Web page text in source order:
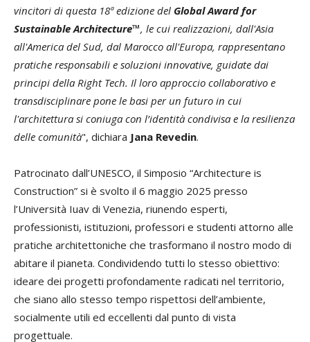
vincitori di questa 18ª edizione del Global Award for
Sustainable Architecture™, le cui realizzazioni, dall'Asia
all'America del Sud, dal Marocco all'Europa, rappresentano
pratiche responsabili e soluzioni innovative, guidate dai
principi della Right Tech. Il loro approccio collaborativo e
transdisciplinare pone le basi per un futuro in cui
l'architettura si coniuga con l’identità condivisa e la resilienza
delle comunità", dichiara Jana Revedin.
Patrocinato dall’UNESCO, il Simposio “Architecture is
Construction” si è svolto il 6 maggio 2025 presso
l’Università Iuav di Venezia, riunendo esperti,
professionisti, istituzioni, professori e studenti attorno alle
pratiche architettoniche che trasformano il nostro modo di
abitare il pianeta. Condividendo tutti lo stesso obiettivo:
ideare dei progetti profondamente radicati nel territorio,
che siano allo stesso tempo rispettosi dell’ambiente,
socialmente utili ed eccellenti dal punto di vista
progettuale.